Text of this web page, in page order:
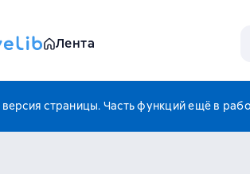
Лента
страницы. Часть функций ещё в